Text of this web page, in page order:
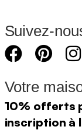
Suivez-
Votre
10% offerts
inscription à